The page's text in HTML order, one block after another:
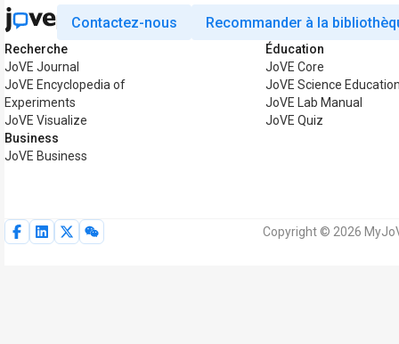
Contactez-nous Recommander à la
Recherche
JoVE Journal
JoVE Encyclopedia of
Experiments
JoVE Visualize
Business
JoVE Business
Éducation
JoVE Core
JoVE Science
JoVE Lab Manual
JoVE Quiz
Copyright © 2026